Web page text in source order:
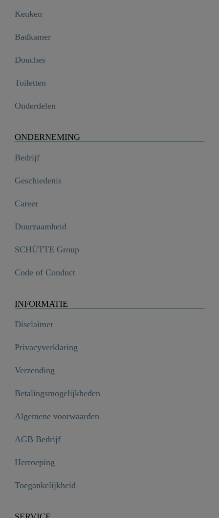
Keuken
Badkamer
Douches
Toiletten
Onderdelen
ONDERNEMING
Bedrijf
Geschiedenis
Career
Duurzaamheid
SCHÜTTE Group
Code of Conduct
INFORMATIE
Disclaimer
Privacyverklaring
Verzending
Betalingsmogelijkheden
Algemene voorwaarden
AGB Bedrijf
Herroeping
Toegankelijkheid